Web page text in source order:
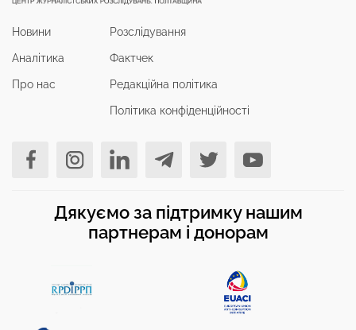
Новини
Аналітика
Про нас
Розслідування
Фактчек
Редакційна політика
Політика конфіденційності
Дякуємо за підтримку нашим
партнерам і донорам